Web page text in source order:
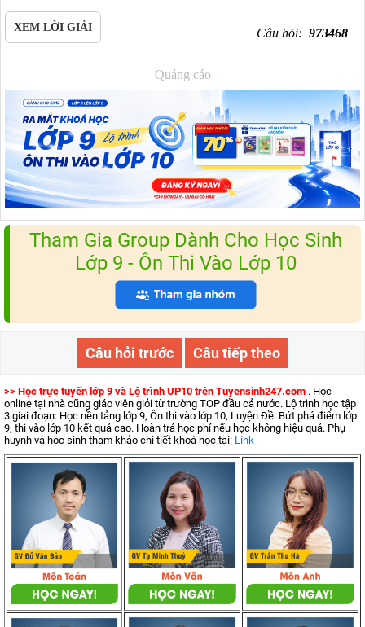
XEM LỜI GIẢI Câu hỏi: 973468
Quảng cáo
Tham Gia Group Dành Cho Học Sinh
Lớp 9 - Ôn Thi Vào Lớp 10
Câu hỏi trước Câu tiếp theo
>> Học trực tuyến lớp 9 và Lộ trình UP10 trên Tuyensinh247.com . Học
online tại nhà cũng giáo viên giỏi từ trường TOP đầu cả nước. Lộ trình học tập
3 giai đoạn: Học nền tảng lớp 9, Ôn thi vào lớp 10, Luyện Đề. Bứt phá điểm lớp
9, thi vào lớp 10 kết quả cao. Hoàn trả học phí nếu học không hiệu quả. Phụ
huynh và học sinh tham khảo chi tiết khoá học tại: Link